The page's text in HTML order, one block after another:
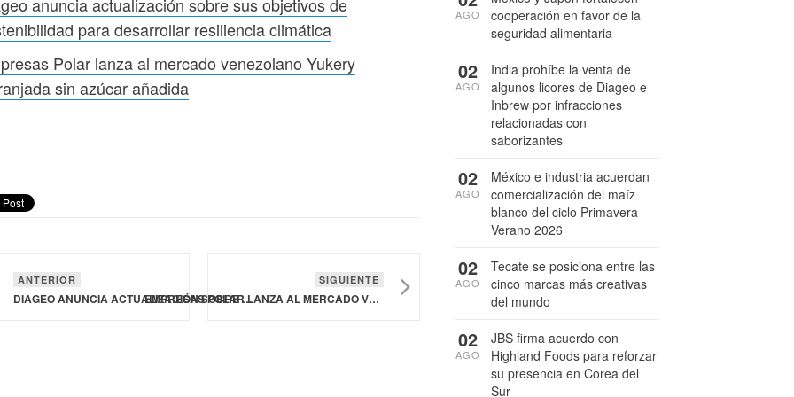
anuncia actualización sobre sus objetivos de
para desarrollar resiliencia climática
Polar lanza al mercado venezolano Yukery
sin azúcar añadida
ANTERIOR
DIAGEO ANUNCIA ACTUALIZACIÓN SOBRE SUS OBJETIVOS DE SOSTENIBILIDAD PARA DESARROLLAR RESILIENCIA CLIMÁTICA
SIGUIENTE
EMPRESAS POLAR LANZA AL MERCADO VENEZOLANO YUKERY NARANJADA SIN AZÚCAR AÑADIDA
cooperación en favor de la
seguridad alimentaria
AGO
India prohíbe la venta de
algunos licores de Diageo e
Inbrew por infracciones
relacionadas con
saborizantes
02
AGO
México e industria acuerdan
comercialización del maíz
blanco del ciclo Primavera-
Verano 2026
02
AGO
Tecate se posiciona entre las
cinco marcas más creativas
del mundo
02
AGO
JBS firma acuerdo con
Highland Foods para reforzar
su presencia en Corea del
Sur
02
AGO